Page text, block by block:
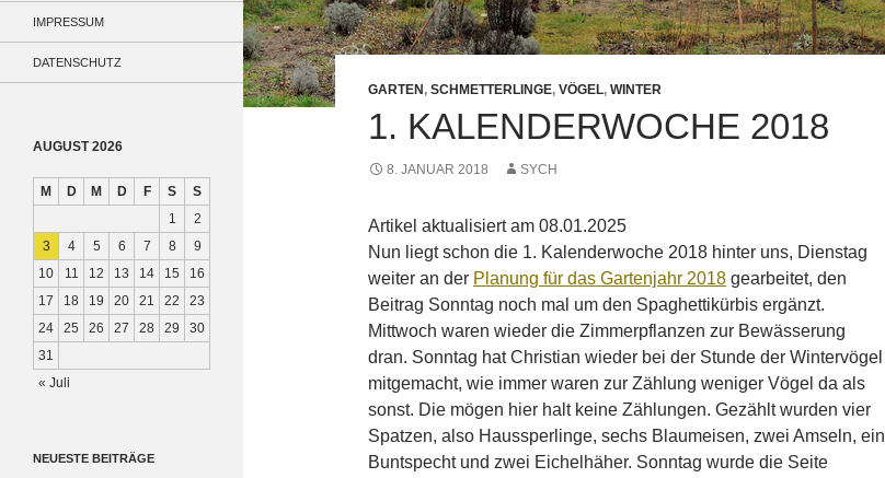
GARTEN , SCHMETTERLINGE, VÖGEL, WINTER
1. KALENDERWOCHE 2018
8. JANUAR 2018 SYCH
Artikel aktualisiert am 08.01.2025
Nun liegt schon die 1. Kalenderwoche 2018 hinter uns, Dienstag
weiter an der Planung für das Gartenjahr 2018 gearbeitet, den
Beitrag Sonntag noch mal um den Spaghettikürbis ergänzt.
Mittwoch waren wieder die Zimmerpflanzen zur Bewässerung
dran. Sonntag hat Christian wieder bei der Stunde der Wintervögel
mitgemacht, wie immer waren zur Zählung weniger Vögel da als
sonst. Die mögen hier halt keine Zählungen. Gezählt wurden vier
Spatzen, also Haussperlinge, sechs Blaumeisen, zwei Amseln, ein
Buntspecht und zwei Eichelhäher. Sonntag wurde die Seite
IMPRESSUM
DATENSCHUTZ
AUGUST 2026
M D M D F S
S
1
2
3
4 5 6 7 8
9
10
11 12 13 14 15
16
17
18 19 20 21 22
23
24
25 26 27 28 29
30
31
« Juli
NEUESTE BEITRÄGE